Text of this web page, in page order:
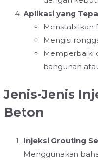
Aplikasi yang
Menstabilkan
Mengisi
Memperbaiki
bangunan
Jenis-Jenis
Beton
Injeksi Grouting
Menggunakan